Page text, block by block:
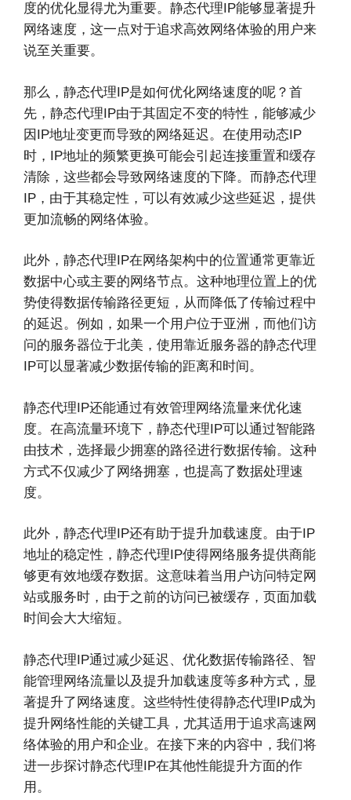
度的优化显得尤为重要。静态代理IP能够显著提升
网络速度，这一点对于追求高效网络体验的用户来
说至关重要。
那么，静态代理IP是如何优化网络速度的呢？首
先，静态代理IP由于其固定不变的特性，能够减少
因IP地址变更而导致的网络延迟。在使用动态IP
时，IP地址的频繁更换可能会引起连接重置和缓存
清除，这些都会导致网络速度的下降。而静态代理
IP，由于其稳定性，可以有效减少这些延迟，提供
更加流畅的网络体验。
此外，静态代理IP在网络架构中的位置通常更靠近
数据中心或主要的网络节点。这种地理位置上的优
势使得数据传输路径更短，从而降低了传输过程中
的延迟。例如，如果一个用户位于亚洲，而他们访
问的服务器位于北美，使用靠近服务器的静态代理
IP可以显著减少数据传输的距离和时间。
静态代理IP还能通过有效管理网络流量来优化速
度。在高流量环境下，静态代理IP可以通过智能路
由技术，选择最少拥塞的路径进行数据传输。这种
方式不仅减少了网络拥塞，也提高了数据处理速
度。
此外，静态代理IP还有助于提升加载速度。由于IP
地址的稳定性，静态代理IP使得网络服务提供商能
够更有效地缓存数据。这意味着当用户访问特定网
站或服务时，由于之前的访问已被缓存，页面加载
时间会大大缩短。
静态代理IP通过减少延迟、优化数据传输路径、智
能管理网络流量以及提升加载速度等多种方式，显
著提升了网络速度。这些特性使得静态代理IP成为
提升网络性能的关键工具，尤其适用于追求高速网
络体验的用户和企业。在接下来的内容中，我们将
进一步探讨静态代理IP在其他性能提升方面的作
用。